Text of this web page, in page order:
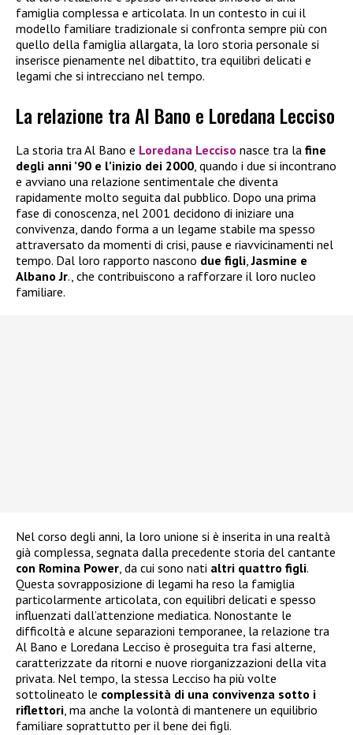
famiglia complessa e articolata. In un contesto in cui il
modello familiare tradizionale si confronta sempre più con
quello della famiglia allargata, la loro storia personale si
inserisce pienamente nel dibattito, tra equilibri delicati e
legami che si intrecciano nel tempo.
La relazione tra Al Bano e Loredana Lecciso
La storia tra Al Bano e Loredana Lecciso nasce tra la fine
degli anni ’90 e l’inizio dei 2000, quando i due si incontrano
e avviano una relazione sentimentale che diventa
rapidamente molto seguita dal pubblico. Dopo una prima
fase di conoscenza, nel 2001 decidono di iniziare una
convivenza, dando forma a un legame stabile ma spesso
attraversato da momenti di crisi, pause e riavvicinamenti nel
tempo. Dal loro rapporto nascono due figli,Jasmine e
Albano Jr., che contribuiscono a rafforzare il loro nucleo
familiare.
Nel corso degli anni, la loro unione si è inserita in una realtà
già complessa, segnata dalla precedente storia del cantante
con Romina Power, da cui sono nati altri quattro figli.
Questa sovrapposizione di legami ha reso la famiglia
particolarmente articolata, con equilibri delicati e spesso
influenzati dall’attenzione mediatica. Nonostante le
difficoltà e alcune separazioni temporanee, la relazione tra
Al Bano e Loredana Lecciso è proseguita tra fasi alterne,
caratterizzate da ritorni e nuove riorganizzazioni della vita
privata. Nel tempo, la stessa Lecciso ha più volte
sottolineato le complessità di una convivenza sotto i
riflettori, ma anche la volontà di mantenere un equilibrio
familiare soprattutto per il bene dei figli.